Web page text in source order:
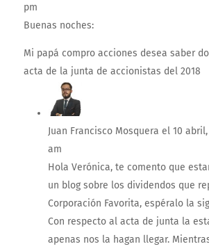
pm
Buenas noches:
Mi papá compro acciones desea saber
acta de la junta de accionistas del 2018
Juan Francisco Mosquera el 10 abril,
am
Hola Verónica, te comento que
un blog sobre los dividendos que
Corporación Favorita, espéralo la
Con respecto al acta de junta la
apenas nos la hagan llegar.